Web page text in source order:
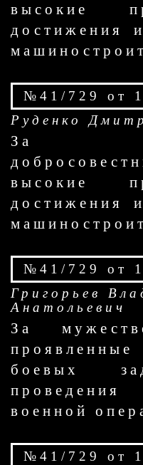
высокие
достижения
№41/729 от
Руденко
За
высокие
достижения
№41/729 от
Григорьев
Анатольевич
За
боевых
военной
№41/729 от